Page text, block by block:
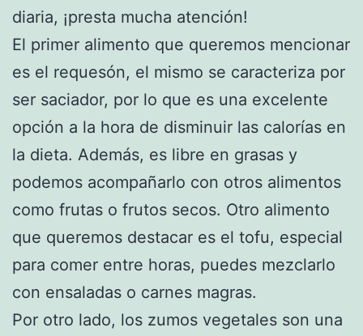
diaria, ¡presta mucha atención!
El primer alimento que queremos mencionar
es el requesón, el mismo se caracteriza por
ser saciador, por lo que es una excelente
opción a la hora de disminuir las calorías en
la dieta. Además, es libre en grasas y
podemos acompañarlo con otros alimentos
como frutas o frutos secos. Otro alimento
que queremos destacar es el tofu, especial
para comer entre horas, puedes mezclarlo
con ensaladas o carnes magras.
Por otro lado, los zumos vegetales son una